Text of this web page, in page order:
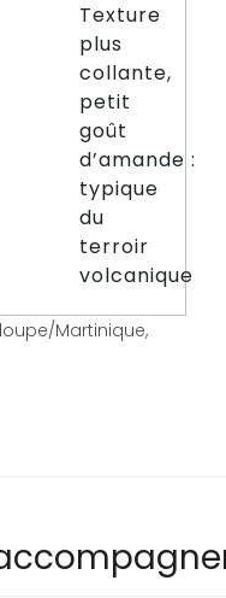
Texture
plus
collante,
petit
goût
d’amande :
typique
du
terroir
volcanique
Martinique,